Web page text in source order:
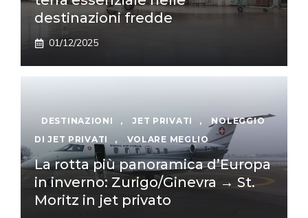
destinazioni fredde
01/12/2025
DESTINAZIONI , JET PRIVATI ,
NOLEGGIO
DI JET PRIVATI
, VOLARE MEGLIO
La rotta più panoramica d’Europa
in inverno: Zurigo/Ginevra → St.
Moritz in jet privato